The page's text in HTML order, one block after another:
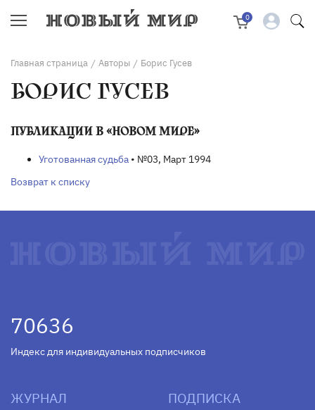
0
Главная страница / Авторы / Борис Гусев
БОРИС ГУСЕВ
ПУБЛИКАЦИИ В «НОВОМ МИРЕ»
Уготованная судьба • №03, Март 1994
Возврат к списку
70636
Индекс для индивидуальных подписчиков
ЖУРНАЛ ПОДПИСКА